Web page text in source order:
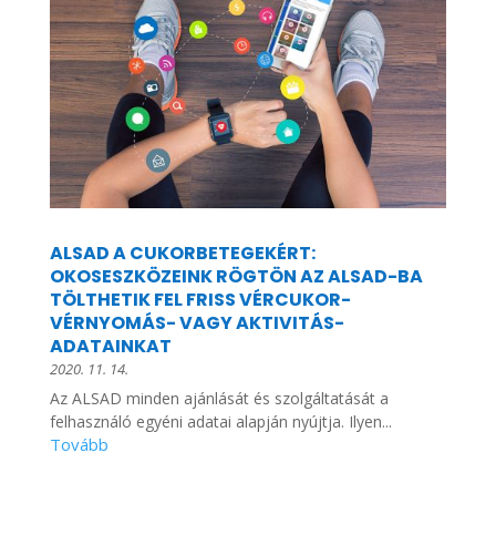
ALSAD A CUKORBETEGEKÉRT:
OKOSESZKÖZEINK RÖGTÖN AZ ALSAD-BA
TÖLTHETIK FEL FRISS VÉRCUKOR-
VÉRNYOMÁS- VAGY AKTIVITÁS-
ADATAINKAT
2020. 11. 14.
Az ALSAD minden ajánlását és szolgáltatását a
felhasználó egyéni adatai alapján nyújtja. Ilyen...